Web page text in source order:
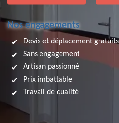
Nos engagements
Devis et déplacement gratuits
Sans engagement
Artisan passionné
Prix imbattable
Travail de qualité